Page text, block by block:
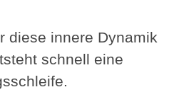
diese innere Dynamik
schnell eine